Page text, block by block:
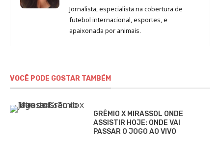
de
Beatriz
Fabbri
Jornalista, especialista na cobertura de
futebol internacional, esportes, e
apaixonada por animais.
VOCÊ PODE GOSTAR TAMBÉM
GRÊMIO X MIRASSOL ONDE
ASSISTIR HOJE: ONDE VAI
PASSAR O JOGO AO VIVO